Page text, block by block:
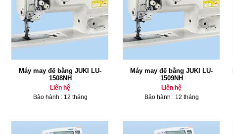
Máy may đế bằng JUKI LU-
1508NH
Liên hệ
Bảo hành : 12 tháng
Máy may đế bằng JUKI LU-
1509NH
Liên hệ
Bảo hành : 12 tháng